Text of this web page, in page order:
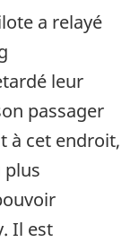
a relayé
leur
passager
à cet endroit,
Il est